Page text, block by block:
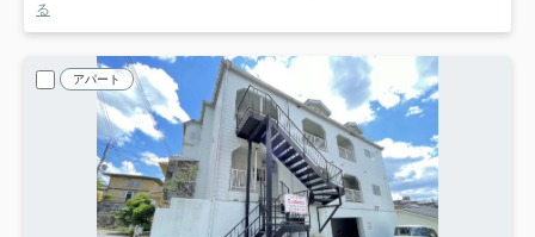
る
アパート